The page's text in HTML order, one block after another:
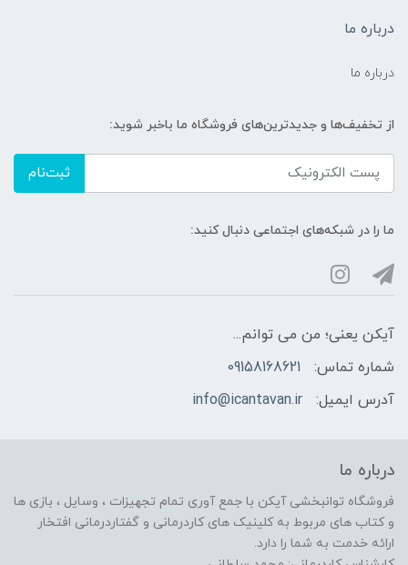
درباره ما
درباره ما
از تخفیف‌ها و جدیدترین‌های فروشگاه ما باخبر شوید:
ثبت‌نام
ما را در شبکه‌های اجتماعی دنبال کنید:
آیکن یعنی؛ من می توانم...
شماره تماس:
09158168621
آدرس ایمیل:
info@icantavan.ir
درباره ما
فروشگاه توانبخشی آیکن با جمع آوری تمام تجهیزات ، وسایل ، بازی ها
و کتاب های مربوط به کلینیک های کاردرمانی و گفتاردرمانی افتخار
ارائه خدمت به شما را دارد.